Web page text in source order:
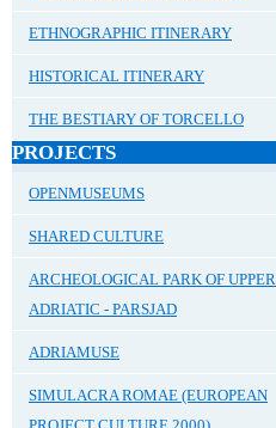
ETHNOGRAPHIC ITINERARY
HISTORICAL ITINERARY
THE BESTIARY OF TORCELLO
PROJECTS
OPENMUSEUMS
SHARED CULTURE
ARCHEOLOGICAL PARK OF UPPER
ADRIATIC - PARSJAD
ADRIAMUSE
SIMULACRA ROMAE (EUROPEAN